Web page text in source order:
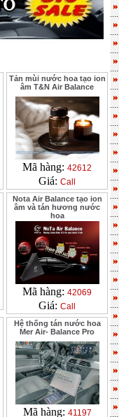
Tản mùi nước hoa tạo ion
âm T&N Air Balance
Mã hàng: 42612
Giá: Call
Nota Air Balance tạo ion
âm và tán hương nước
hoa
Mã hàng: 42069
Giá: Call
Hệ thống tán nước hoa
Mer Air- Balance Pro
Mã hàng: 41197